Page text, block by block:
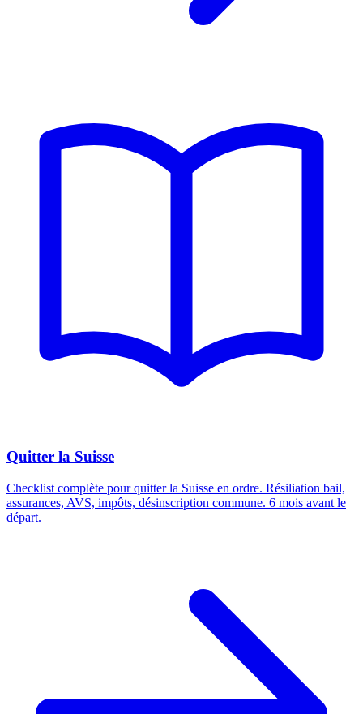
Quitter la Suisse
Checklist complète pour quitter la Suisse en ordre. Résiliation bail,
assurances, AVS, impôts, désinscription commune. 6 mois avant le
départ.